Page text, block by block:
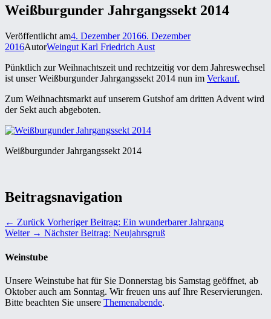
Weißburgunder Jahrgangssekt 2014
Veröffentlicht am4. Dezember 20166. Dezember
2016AutorWeingut Karl Friedrich Aust
Pünktlich zur Weihnachtszeit und rechtzeitig vor dem Jahreswechsel
ist unser Weißburgunder Jahrgangssekt 2014 nun im Verkauf.
Zum Weihnachtsmarkt auf unserem Gutshof am dritten Advent wird
der Sekt auch abgeboten.
Weißburgunder Jahrgangssekt 2014
Beitragsnavigation
← Zurück Vorheriger Beitrag: Ein wunderbarer Jahrgang
Weiter → Nächster Beitrag: Neujahrsgruß
Weinstube
Unsere Weinstube hat für Sie Donnerstag bis Samstag geöffnet, ab
Oktober auch am Sonntag. Wir freuen uns auf Ihre Reservierungen.
Bitte beachten Sie unsere Themenabende.